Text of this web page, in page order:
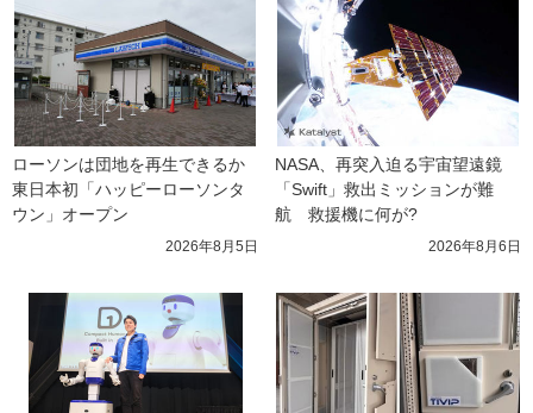
ローソンは団地を再生できるか
東日本初「ハッピーローソンタ
ウン」オープン
2026年8月5日
NASA、再突入迫る宇宙望遠鏡
「Swift」救出ミッションが難
航　救援機に何が?
2026年8月6日